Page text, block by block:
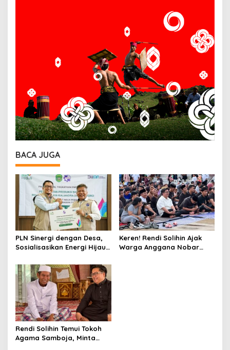
BACA JUGA
PLN Sinergi dengan Desa,
Sosialisasikan Energi Hijau
Kedaulatan Energi
Keren! Rendi Solihin Ajak
Warga Anggana Nobar
Rendi Solihin Temui Tokoh
Agama Samboja, Minta